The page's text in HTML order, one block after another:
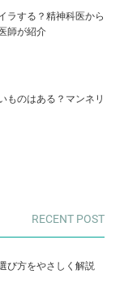
ラする？精神科医から
師が紹介
ものはある？マンネリ
び方をやさしく解説